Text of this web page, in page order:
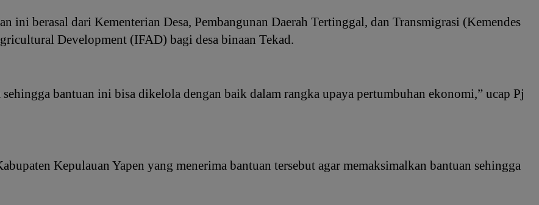
ini berasal dari Kementerian Desa, Pembangunan Daerah Tertinggal, dan Transmigrasi (Kemendes
Development (IFAD) bagi desa binaan Tekad.
bantuan ini bisa dikelola dengan baik dalam rangka upaya pertumbuhan ekonomi,” ucap Pj
Kepulauan Yapen yang menerima bantuan tersebut agar memaksimalkan bantuan sehingga